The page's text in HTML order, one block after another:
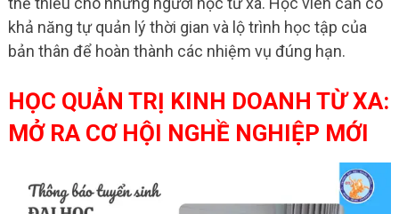
khả năng tự quản lý thời gian và lộ trình học tập của
bản thân để hoàn thành các nhiệm vụ đúng hạn.
HỌC QUẢN TRỊ KINH DOANH TỪ XA:
MỞ RA CƠ HỘI NGHỀ NGHIỆP MỚI